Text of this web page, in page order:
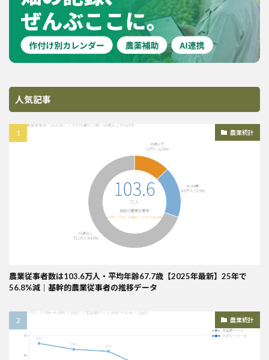
人気記事
農業統計
農業従事者数は103.6万人・平均年齢67.7歳【2025年最新】25年で
56.8%減｜基幹的農業従事者の推移データ
農業統計